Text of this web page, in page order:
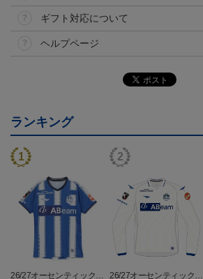
ギフト対応について
ヘルプページ
ランキング
26/27オーセンティックユ 26/27オーセンティックユ